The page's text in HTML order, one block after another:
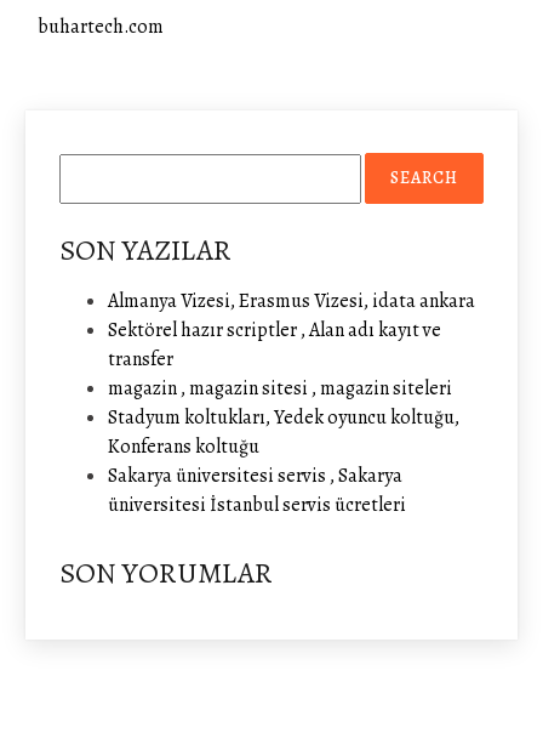
buhartech.com
SON YAZILAR
Almanya Vizesi, Erasmus Vizesi, idata ankara
Sektörel hazır scriptler , Alan adı kayıt ve
transfer
magazin , magazin sitesi , magazin siteleri
Stadyum koltukları, Yedek oyuncu koltuğu,
Konferans koltuğu
Sakarya üniversitesi servis , Sakarya
üniversitesi İstanbul servis ücretleri
SON YORUMLAR